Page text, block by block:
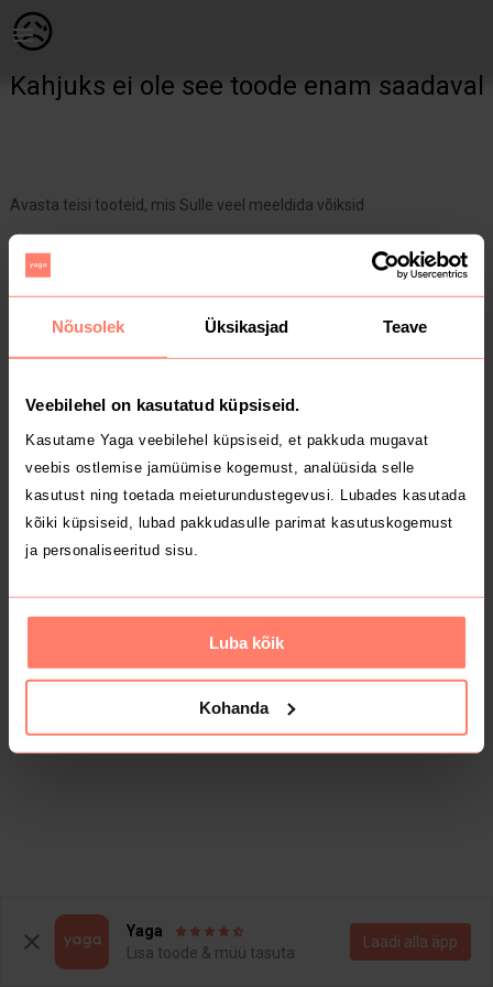
Nõusolek Üksikasjad Teave
Veebilehel on kasutatud küpsiseid.
Kasutame Yaga veebilehel küpsiseid, et pakkuda mugavat
veebis ostlemise jamüümise kogemust, analüüsida selle
kasutust ning toetada meieturundustegevusi. Lubades kasutada
kõiki küpsiseid, lubad pakkudasulle parimat kasutuskogemust
ja personaliseeritud sisu.
Luba kõik
Kohanda
😥
Kahjuks ei ole see toode enam saadaval
Avasta teisi tooteid, mis Sulle veel meeldida võiksid
Yaga
Lisa toode & müü tasuta
Laadi alla äpp